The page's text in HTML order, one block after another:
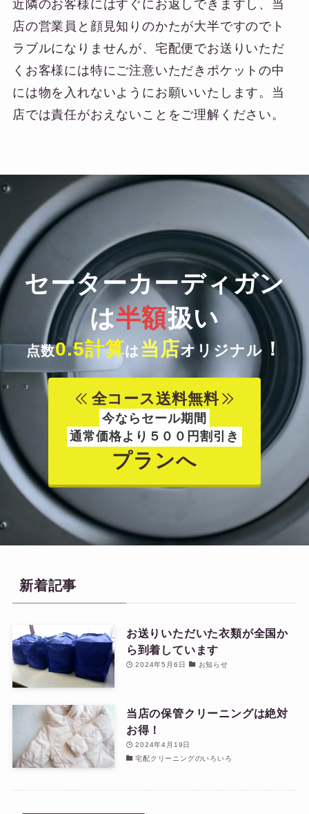
近隣のお客様にはすぐにお返しできますし、当
店の営業員と顔見知りのかたが大半ですのでト
ラブルになりませんが、宅配便でお送りいただ
くお客様には特にご注意いただきポケットの中
には物を入れないようにお願いいたします。当
店では責任がおえないことをご理解ください。
セーターカーディガン
は半額扱い
点数0.5計算は 当店オリジナル ！
全コース送料無料
今ならセール期間
通常価格より５００円割引き
プランへ
新着記事
お送りいただいた衣類が全国か
ら到着しています
2024年5月6日 お知らせ
当店の保管クリーニングは絶対
お得！
2024年4月19日
宅配クリーニングのいろいろ